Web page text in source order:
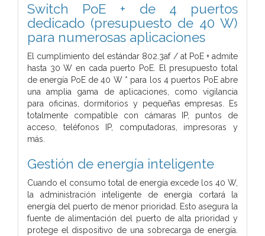
Switch PoE + de 4 puertos
dedicado (presupuesto de 40 W)
para numerosas aplicaciones
El cumplimiento del estándar 802.3af / at PoE + admite
hasta 30 W en cada puerto PoE. El presupuesto total
de energía PoE de 40 W * para los 4 puertos PoE abre
una amplia gama de aplicaciones, como vigilancia
para oficinas, dormitorios y pequeñas empresas. Es
totalmente compatible con cámaras IP, puntos de
acceso, teléfonos IP, computadoras, impresoras y
más.
Gestión de energía inteligente
Cuando el consumo total de energía excede los 40 W,
la administración inteligente de energía cortará la
energía del puerto de menor prioridad. Esto asegura la
fuente de alimentación del puerto de alta prioridad y
protege el dispositivo de una sobrecarga de energía.